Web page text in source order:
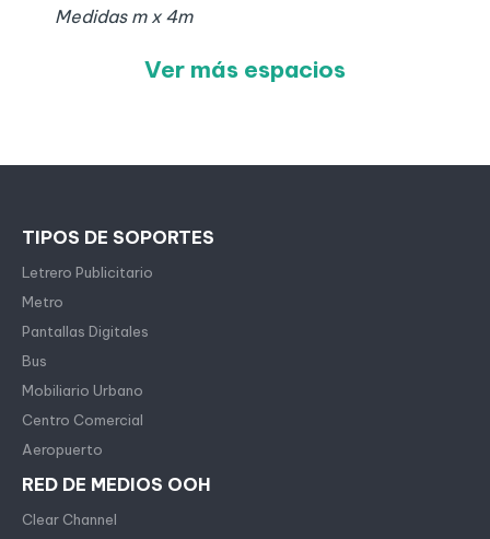
Medidas m x 4m
Ver más espacios
TIPOS DE SOPORTES
Letrero Publicitario
Metro
Pantallas Digitales
Bus
Mobiliario Urbano
Centro Comercial
Aeropuerto
RED DE MEDIOS OOH
Clear Channel